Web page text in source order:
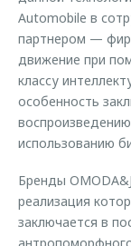
Automobile в
партнером —
движение при
классу
особенность
использованию
Бренды
реализация
заключается в